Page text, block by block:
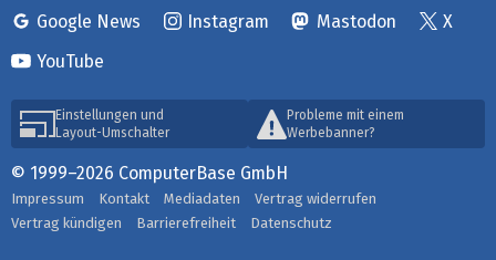
Google News
Instagram Mastodon
X
YouTube
Einstellungen und
Layout-Umschalter
Probleme mit einem
Werbebanner?
© 1999–2026 ComputerBase GmbH
Impressum Kontakt Mediadaten
Vertrag widerrufen
Vertrag kündigen
Barrierefreiheit Datenschutz